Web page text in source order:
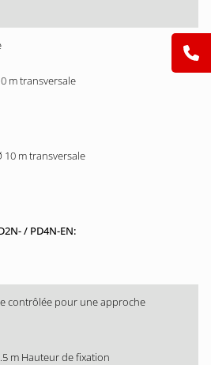
m transversale
10 m transversale
contrôlée pour une approche
m Hauteur de fixation